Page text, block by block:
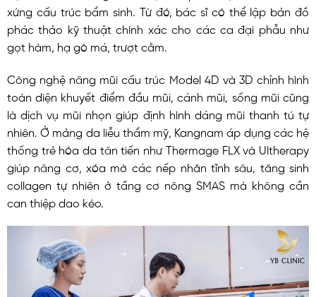
xứng cấu trúc bẩm sinh. Từ đó, bác sĩ có thể lập bản đồ
phác thảo kỹ thuật chính xác cho các ca đại phẫu như
gọt hàm, hạ gò má, trượt cằm.
Công nghệ nâng mũi cấu trúc Model 4D và 3D chỉnh hình
toàn diện khuyết điểm đầu mũi, cánh mũi, sống mũi cũng
là dịch vụ mũi nhọn giúp định hình dáng mũi thanh tú tự
nhiên. Ở mảng da liễu thẩm mỹ, Kangnam áp dụng các hệ
thống trẻ hóa da tân tiến như Thermage FLX và Ultherapy
giúp nâng cơ, xóa mờ các nếp nhăn tĩnh sâu, tăng sinh
collagen tự nhiên ở tầng cơ nông SMAS mà không cần
can thiệp dao kéo.